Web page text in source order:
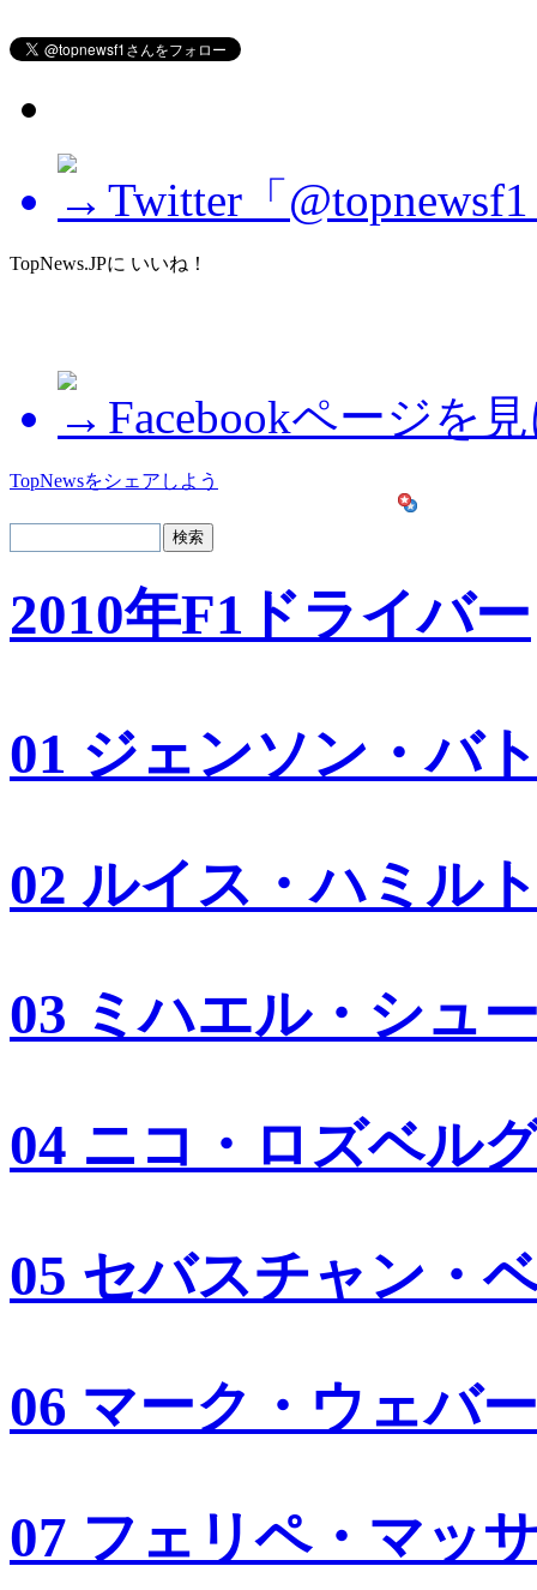
Twitter「
TopNews.JPに いいね！
Facebookページを
TopNewsをシェアしよう
2010年F1ドライバー
01 ジェンソン・バ
02 ルイス・ハミル
03 ミハエル・シュ
04 ニコ・ロズベル
05 セバスチャン・
06 マーク・ウェバー
07 フェリペ・マッ